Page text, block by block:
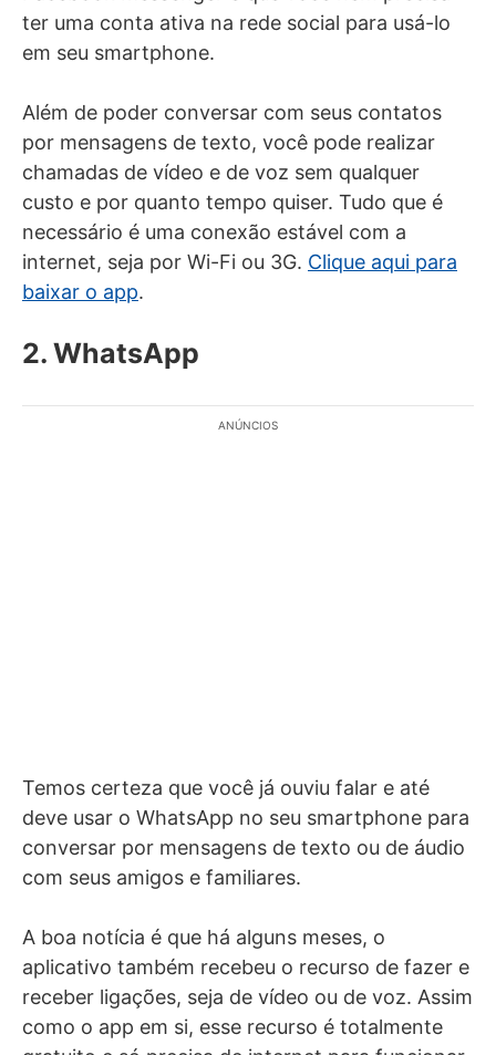
ter uma conta ativa na rede social para usá-lo
em seu smartphone.
Além de poder conversar com seus contatos
por mensagens de texto, você pode realizar
chamadas de vídeo e de voz sem qualquer
custo e por quanto tempo quiser. Tudo que é
necessário é uma conexão estável com a
internet, seja por Wi-Fi ou 3G. Clique aqui para
baixar o app.
2. WhatsApp
ANÚNCIOS
Temos certeza que você já ouviu falar e até
deve usar o WhatsApp no seu smartphone para
conversar por mensagens de texto ou de áudio
com seus amigos e familiares.
A boa notícia é que há alguns meses, o
aplicativo também recebeu o recurso de fazer e
receber ligações, seja de vídeo ou de voz. Assim
como o app em si, esse recurso é totalmente